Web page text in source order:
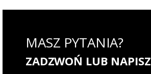
MASZ PYTANIA?
ZADZWOŃ LUB NAPISZ